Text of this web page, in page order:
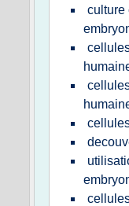
culture